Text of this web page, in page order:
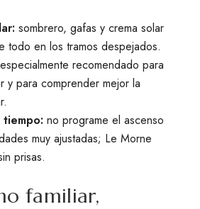
sombrero, gafas y crema solar
todo en los tramos despejados.
especialmente recomendado para
y para comprender mejor la
tiempo: no programe el ascenso
muy ajustadas; Le Morne
prisas.
familiar,